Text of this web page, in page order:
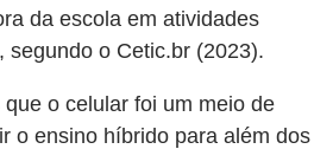
da escola em atividades
segundo o Cetic.br (2023).
o celular foi um meio de
o ensino híbrido para além dos